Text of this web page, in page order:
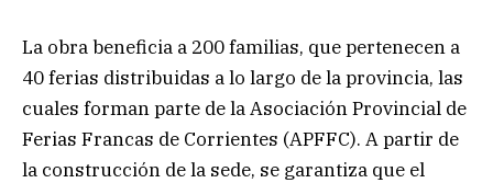
La obra beneficia a 200 familias, que pertenecen a
40 ferias distribuidas a lo largo de la provincia, las
cuales forman parte de la Asociación Provincial de
Ferias Francas de Corrientes (APFFC). A partir de
la construcción de la sede, se garantiza que el